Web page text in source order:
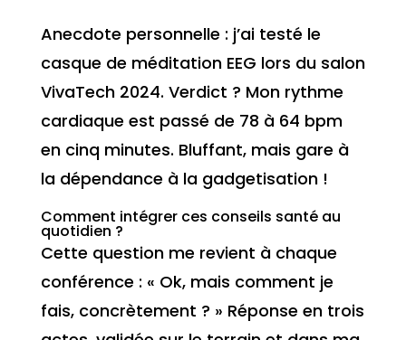
Anecdote personnelle : j’ai testé le
casque de méditation EEG lors du salon
VivaTech 2024. Verdict ? Mon rythme
cardiaque est passé de 78 à 64 bpm
en cinq minutes. Bluffant, mais gare à
la dépendance à la gadgetisation !
Comment intégrer ces conseils santé au
quotidien ?
Cette question me revient à chaque
conférence : « Ok, mais comment je
fais, concrètement ? » Réponse en trois